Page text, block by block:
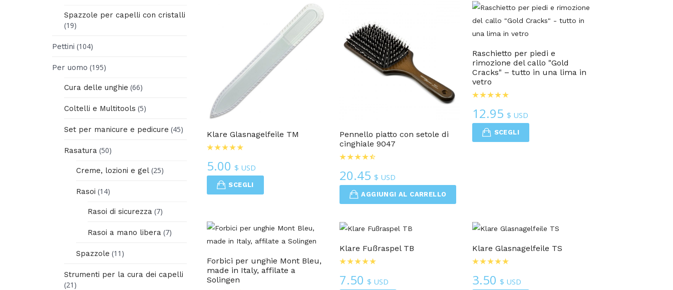
Spazzole per capelli con cristalli
(19)
Pettini (104)
Per uomo (195)
Cura delle unghie (66)
Coltelli e Multitools (5)
Set per manicure e pedicure (45)
Rasatura (50)
Creme, lozioni e gel (25)
Rasoi (14)
Rasoi di sicurezza (7)
Rasoi a mano libera (7)
Spazzole (11)
Strumenti per la cura dei capelli
(21)
Cura Delle Unghie
Klare Glasnagelfeile TM
5.00 $ USD
SCEGLI
Per Uomo
Pennello piatto con setole di
cinghiale 9047
20.45$ USD
AGGIUNGI AL CARRELLO
Cura Dei Piedi
Raschietto per piedi e
rimozione del callo "Gold
Cracks" – tutto in una lima in
vetro
12.95$ USD
SCEGLI
Cura Delle Unghie
Forbici per unghie Mont Bleu,
made in Italy, affilate a
Solingen
Cura Delle Unghie
Klare Fußraspel TB
7.50$ USD
Klare Glasnagelfeile TS
3.50$ USD